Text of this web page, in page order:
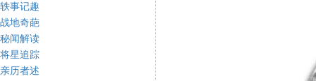
轶事记趣
战地奇葩
秘闻解读
将星追踪
亲历者述